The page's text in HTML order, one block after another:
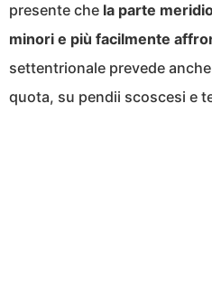
presente che la parte
minori e più facilmente
settentrionale prevede
quota, su pendii scoscesi e